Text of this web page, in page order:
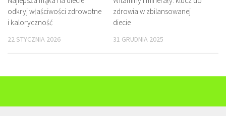
odkryj właściwości zdrowotne
i kaloryczność
22 STYCZNIA 2026
zdrowia w zbilansowanej
diecie
31 GRUDNIA 2025